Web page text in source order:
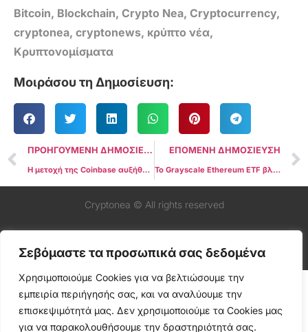
Σεβόμαστε τα προσωπικά σας δεδομένα
Χρησιμοποιούμε Cookies για να βελτιώσουμε την
εμπειρία περιήγησής σας, και να αναλύουμε την
επισκεψιμότητά μας. Δεν χρησιμοποιούμε τα Cookies μας
για να παρακολουθήσουμε την δραστηριότητά σας.
Bitcoin, Blockchain, Crypto Nea, Cryptocurrency,
cryptonea, cryptonews, κρύπτο νέα,
Κρυπτονομίσματα
Μοιράσου τη Δημοσίευση:
ΠΡΟΗΓΟΥΜΕΝΗ ΔΗΜΟΣΙΕΥΣΗ
Η μετοχή της Coinbase αυξήθηκε κατά 3% καθώς οι συναλλαγές κρύπτο αυξήθηκαν κατά 100% από έτος σε έτος
ΕΠΟΜΕΝΗ ΔΗΜΟΣΙΕΥΣΗ
Το Grayscale Ethereum ETF βλέπει πάνω από $2 δισεκατομμύρια σε εκροές
Cryptonea © All rights reserved